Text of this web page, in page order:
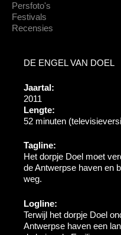
Persfoto's
Festivals
Recensies
DE ENGEL VAN DOEL
Jaartal:
2011
Lengte:
52 minuten
Tagline:
Het dorpje Doel moet
de Antwerpse haven en
weg.
Logline:
Terwijl het dorpje Doel
Antwerpse haven een